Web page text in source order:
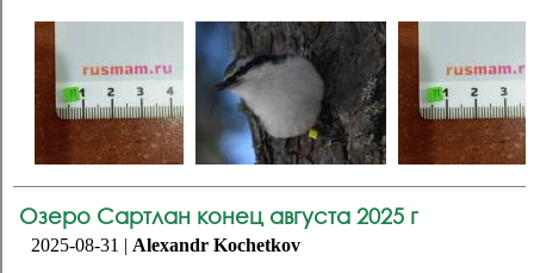
Озеро Сартлан конец августа 2025 г
2025-08-31 | Alexandr Kochetkov